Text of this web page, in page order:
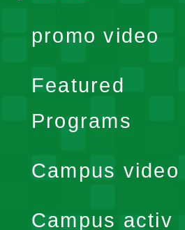
promo video
Featured
Programs
Campus video
Campus activ